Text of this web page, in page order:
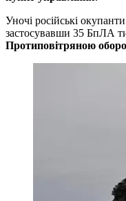
Уночі російські
застосувавши 35 БпЛА
Протиповітряною